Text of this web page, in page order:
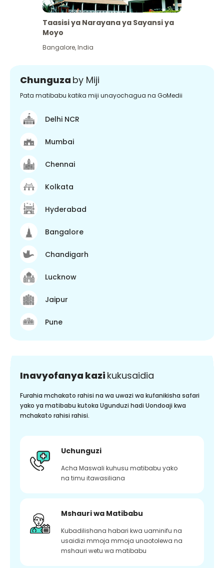
Taasisi ya Narayana ya Sayansi ya
Moyo
Bangalore,India
Chunguza by Miji
Pata matibabu katika miji unayochagua na GoMedii
Delhi NCR
Mumbai
Chennai
Kolkata
Hyderabad
Bangalore
Chandigarh
Lucknow
Jaipur
Pune
Inavyofanya kazi kukusaidia
Furahia mchakato rahisi na wa uwazi wa kufanikisha safari
yako ya matibabu kutoka Ugunduzi hadi Uondoaji kwa
mchakato rahisi rahisi.
Uchunguzi
Acha Maswali kuhusu matibabu yako
na timu itawasiliana
Mshauri wa Matibabu
Kubadilishana habari kwa uaminifu na
usaidizi mmoja mmoja unaotolewa na
mshauri wetu wa matibabu